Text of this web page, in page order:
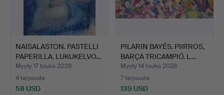
NAISALASTON. PASTELLI
PAPERILLA. LUKUKELVO…
Myyty 17 touko 2026
4 tarjousta
58 USD
PILARIN BAYÉS. PIIRROS,
BARÇA TRICAMPIÓ. L…
Myyty 14 touko 2026
7 tarjousta
139 USD